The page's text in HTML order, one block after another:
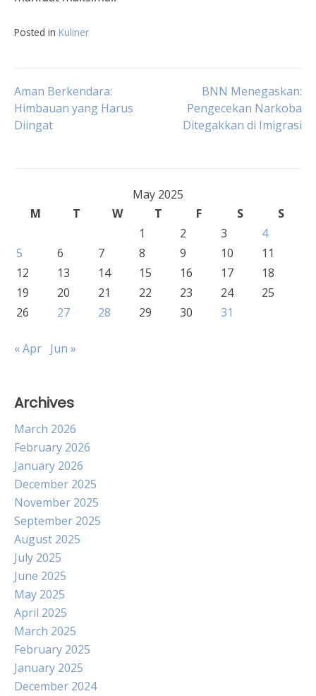
Posted in Kuliner
Post
navigation
Aman Berkendara:
Himbauan yang Harus
Diingat
BNN Menegaskan:
Pengecekan Narkoba
Ditegakkan di Imigrasi
May 2025
M
T W T F S
S
1
2 3
4
5
6 7 8 9 10
11
12
13 14 15 16 17
18
19
20 21 22 23 24
25
26
27 28 29 30 31
« Apr Jun »
Archives
March 2026
February 2026
January 2026
December 2025
November 2025
September 2025
August 2025
July 2025
June 2025
May 2025
April 2025
March 2025
February 2025
January 2025
December 2024